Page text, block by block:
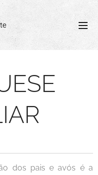
dos pais e avós é a